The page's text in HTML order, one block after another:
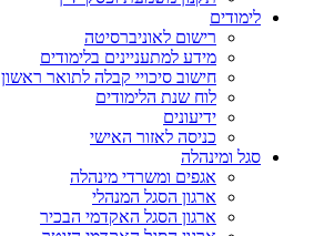
לימודים
רישום לאוניברסיטה
מידע למתעניינים בלימודים
חישוב סיכויי קבלה לתואר ראשון
לוח שנת הלימודים
ידיעונים
כניסה לאזור האישי
סגל ומינהלה
אגפים ומשרדי מינהלה
ארגון הסגל המנהלי
ארגון הסגל האקדמי הבכיר